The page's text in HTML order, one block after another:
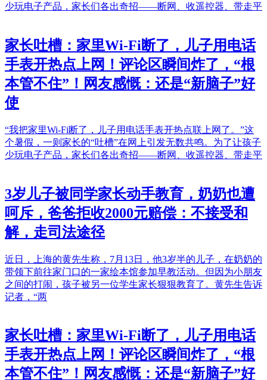
少玩电子产品，家长们各出奇招——断网、收遥控器、带走平
家长吐槽：家里Wi-Fi断了，儿子用电话
手表开热点上网！评论区瞬间炸了，“根
本管不住”！网友感慨：还是“新脑子”好
使
“我把家里Wi-Fi断了，儿子用电话手表开热点联上网了。”这
个暑假，一则家长的“吐槽”在网上引发无数共鸣。为了让孩子
少玩电子产品，家长们各出奇招——断网、收遥控器、带走平
3岁儿子被同学家长动手教育，奶奶也遭
呵斥，爸爸拒收2000元赔偿：不接受和
解，走司法途径
近日，上海的黄先生称，7月13日，他3岁半的儿子，在奶奶的
带领下前往家门口的一家绘本馆参加早教活动。但因为小朋友
之间的打闹，孩子被另一位学生家长狠狠教育了。黄先生告诉
记者，“两
家长吐槽：家里Wi-Fi断了，儿子用电话
手表开热点上网！评论区瞬间炸了，“根
本管不住”！网友感慨：还是“新脑子”好